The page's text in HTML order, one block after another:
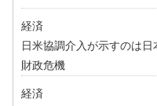
経済
日米協調介入が示すのは
財政危機
経済